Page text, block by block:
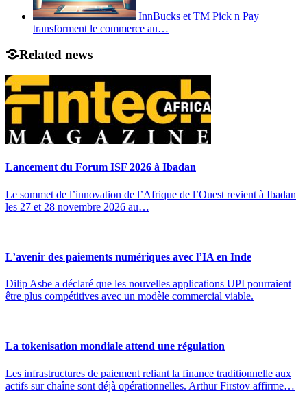
InnBucks et TM Pick n Pay
transforment le commerce au…
Related news
Lancement du Forum ISF 2026 à Ibadan
Le sommet de l’innovation de l’Afrique de l’Ouest revient à Ibadan
les 27 et 28 novembre 2026 au…
L’avenir des paiements numériques avec l’IA en Inde
Dilip Asbe a déclaré que les nouvelles applications UPI pourraient
être plus compétitives avec un modèle commercial viable.
La tokenisation mondiale attend une régulation
Les infrastructures de paiement reliant la finance traditionnelle aux
actifs sur chaîne sont déjà opérationnelles. Arthur Firstov affirme…